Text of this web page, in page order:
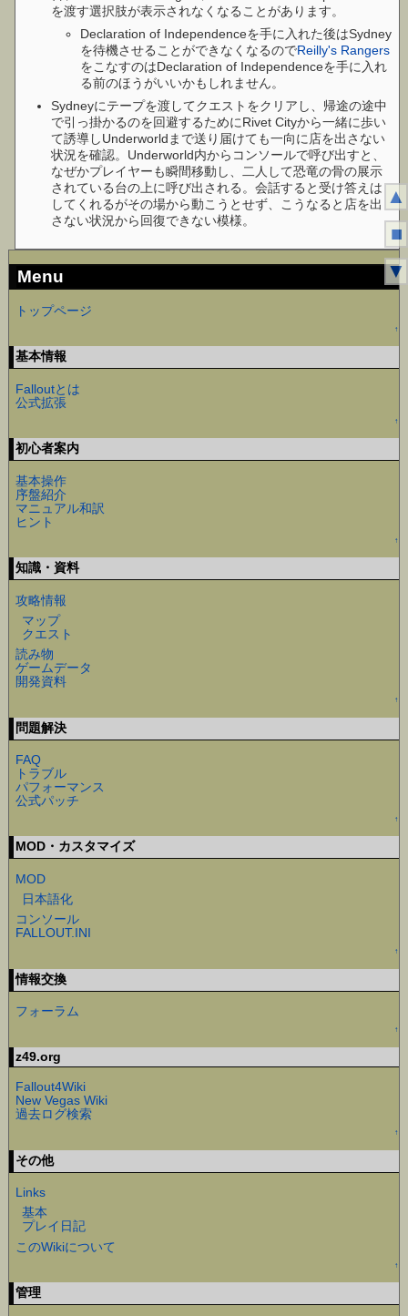
を渡す選択肢が表示されなくなることがあります。
Declaration of Independenceを手に入れた後はSydney
を待機させることができなくなるのでReilly's Rangers
をこなすのはDeclaration of Independenceを手に入れ
る前のほうがいいかもしれません。
Sydneyにテープを渡してクエストをクリアし、帰途の途中
で引っ掛かるのを回避するためにRivet Cityから一緒に歩い
て誘導しUnderworldまで送り届けても一向に店を出さない
状況を確認。Underworld内からコンソールで呼び出すと、
なぜかプレイヤーも瞬間移動し、二人して恐竜の骨の展示
されている台の上に呼び出される。会話すると受け答えは
してくれるがその場から動こうとせず、こうなると店を出
さない状況から回復できない模様。
Menu
トップページ
↑
基本情報
Falloutとは
公式拡張
↑
初心者案内
基本操作
序盤紹介
マニュアル和訳
ヒント
↑
知識・資料
攻略情報
マップ
クエスト
読み物
ゲームデータ
開発資料
↑
問題解決
FAQ
トラブル
パフォーマンス
公式パッチ
↑
MOD・カスタマイズ
MOD
日本語化
コンソール
FALLOUT.INI
↑
情報交換
フォーラム
↑
z49.org
Fallout4Wiki
New Vegas Wiki
過去ログ検索
↑
その他
Links
基本
プレイ日記
このWikiについて
↑
管理
▲
■
▼